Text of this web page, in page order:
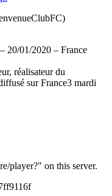
– 20/01/2020 – France
réalisateur du
sur France3 mardi